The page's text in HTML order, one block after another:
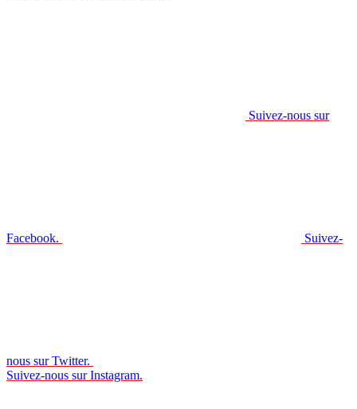
Suivez-nous sur
Facebook. Suivez-
nous sur Twitter.
Suivez-nous sur Instagram.